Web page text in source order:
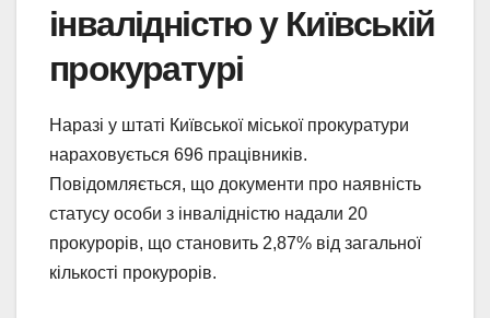
інвалідністю у Київській
прокуратурі
Наразі у штаті Київської міської прокуратури
нараховується 696 працівників.
Повідомляється, що документи про наявність
статусу особи з інвалідністю надали 20
прокурорів, що становить 2,87% від загальної
кількості прокурорів.